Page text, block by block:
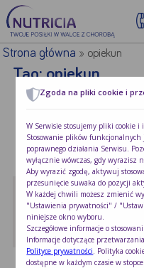
Początek treści głównej
Strona główna » opiekun
Tag:opiekun
Diagnoza choroby
Jaką rolę może
Rola opiekuna pacjenta
Zgoda na pliki cookie i
W Serwisie stosujemy pliki cookie
Stosowanie plików
poprawnego działania Serwisu.
wyłącznie wówczas, gdy wyrazisz
Aby wyrazić zgodę, aktywuj
przesunięcie suwaka do pozycji
W każdej chwili możesz zmienić
"Ustawienia prywatności" /
niniejsze okno wyboru.
Szczegółowe informacje o
Informacje dotyczące
Polityce prywatności . Polityka
dostępne w każdym czasie w stopce